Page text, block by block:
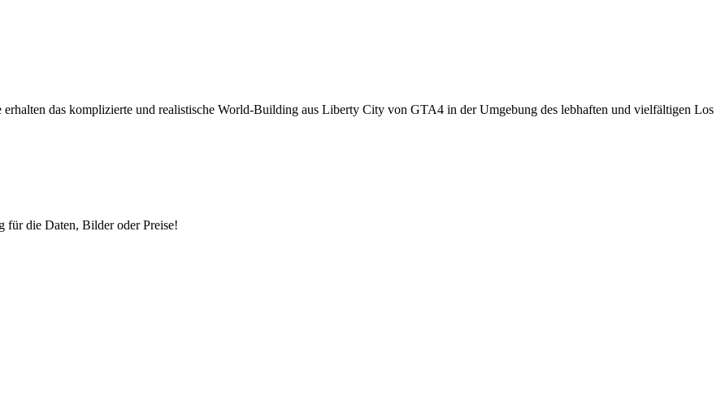
erhalten das komplizierte und realistische World-Building aus Liberty City von GTA4 in der Umgebung des lebhaften und vielfältigen Los
die Daten, Bilder oder Preise!